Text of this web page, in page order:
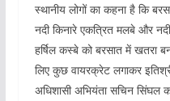
स्थानीय लोगों का कहना है कि
नदी किनारे एकत्रित मलबे और
हर्षिल कस्बे को बरसात में खतरा
लिए कुछ वायरक्रेट लगाकर
अधिशासी अभियंता सचिन सिंघल